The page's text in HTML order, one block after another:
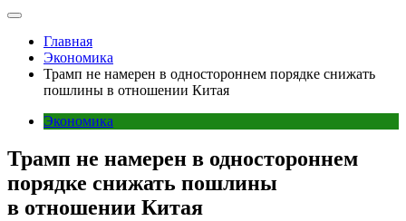
Главная
Экономика
Трамп не намерен в одностороннем порядке снижать
пошлины в отношении Китая
Экономика
Трамп не намерен в одностороннем
порядке снижать пошлины
в отношении Китая